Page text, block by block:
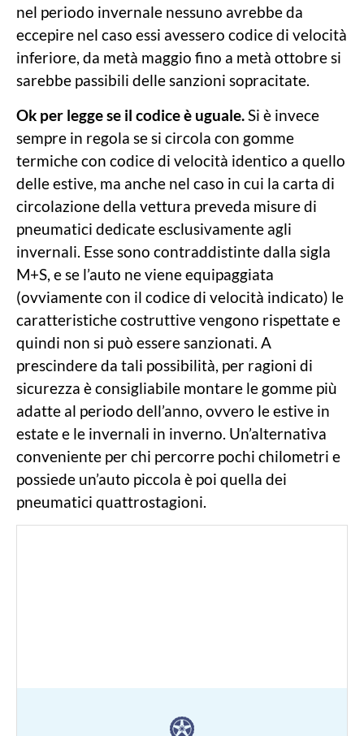
nel periodo invernale nessuno avrebbe da
eccepire nel caso essi avessero codice di velocità
inferiore, da metà maggio fino a metà ottobre si
sarebbe passibili delle sanzioni sopracitate.
Ok per legge se il codice è uguale. Si è invece
sempre in regola se si circola con gomme
termiche con codice di velocità identico a quello
delle estive, ma anche nel caso in cui la carta di
circolazione della vettura preveda misure di
pneumatici dedicate esclusivamente agli
invernali. Esse sono contraddistinte dalla sigla
M+S, e se l’auto ne viene equipaggiata
(ovviamente con il codice di velocità indicato) le
caratteristiche costruttive vengono rispettate e
quindi non si può essere sanzionati. A
prescindere da tali possibilità, per ragioni di
sicurezza è consigliabile montare le gomme più
adatte al periodo dell’anno, ovvero le estive in
estate e le invernali in inverno. Un’alternativa
conveniente per chi percorre pochi chilometri e
possiede un’auto piccola è poi quella dei
pneumatici quattrostagioni.